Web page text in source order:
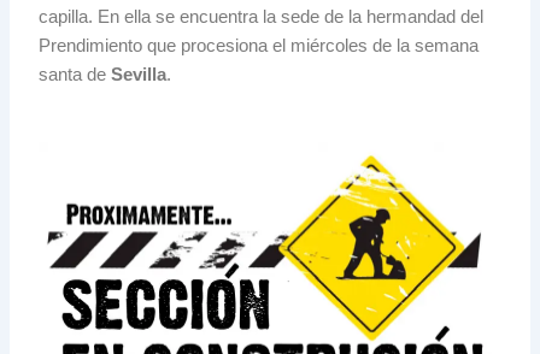
capilla. En ella se encuentra la sede de la hermandad del
Prendimiento que procesiona el miércoles de la semana
santa deSevilla.